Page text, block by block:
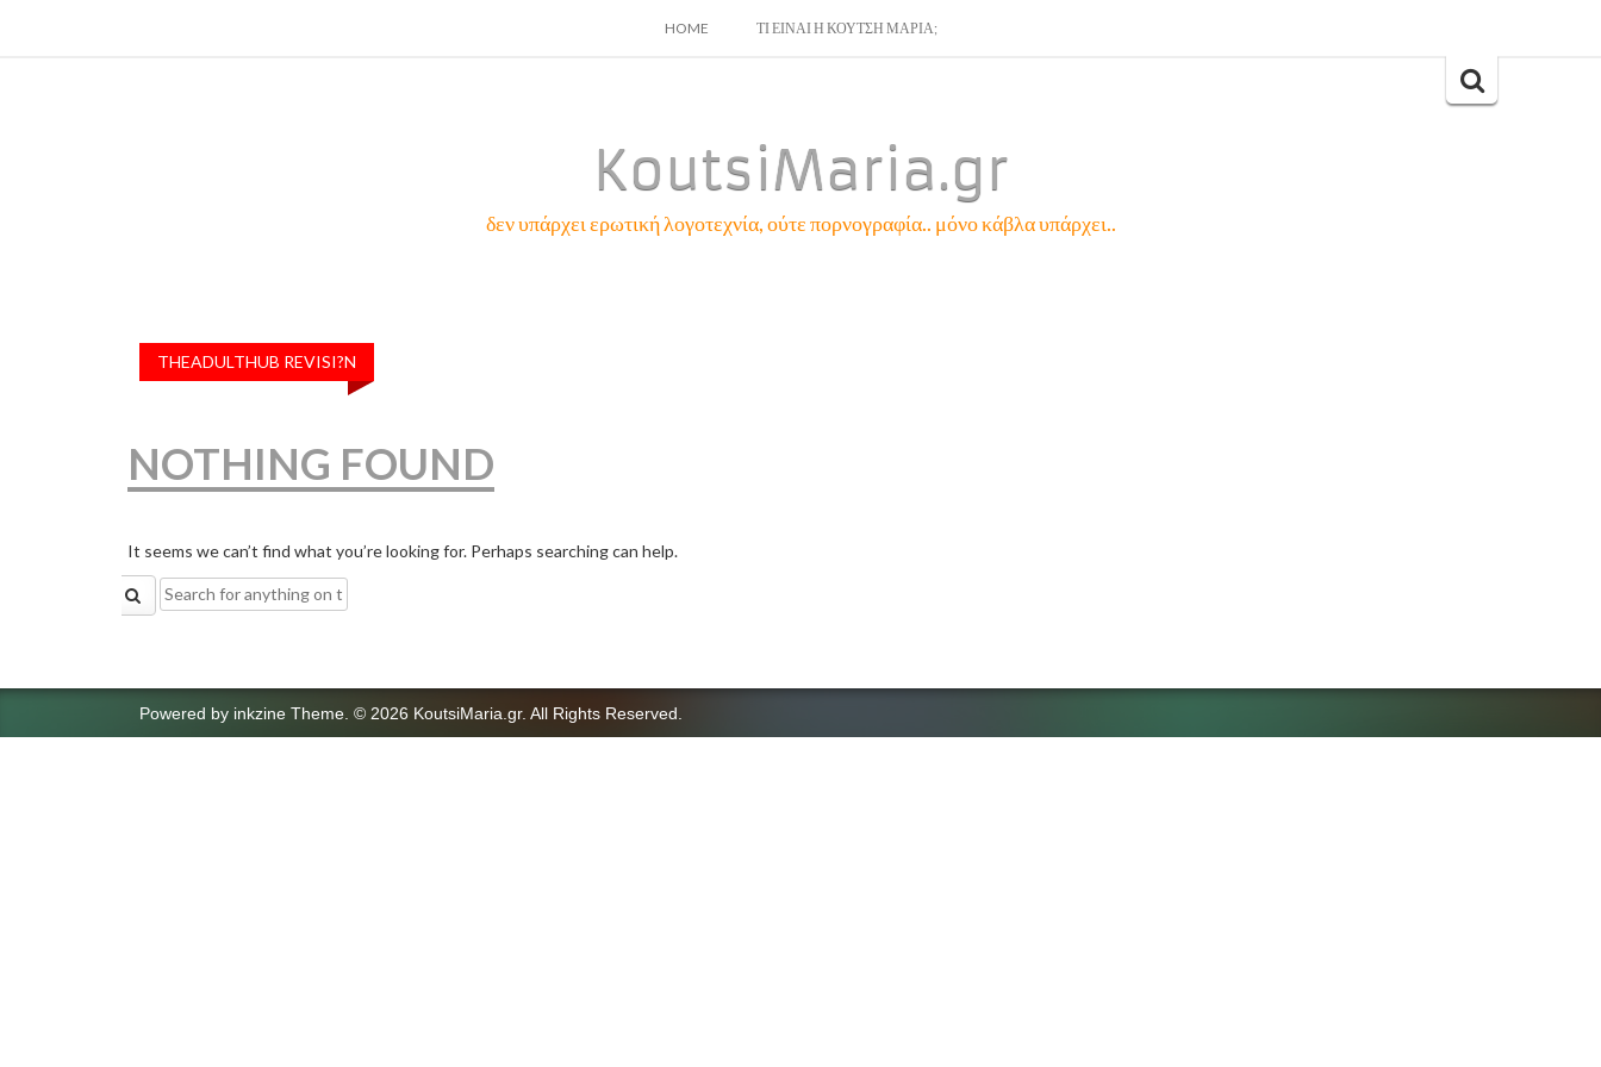
SKIP
HOME ΤΙ ΕΙΝΑΙ Η ΚΟΥΤΣΗ ΜΑΡΙΑ;
Search
KoutsiMaria.gr
δεν υπάρχει ερωτική λογοτεχνία, ούτε πορνογραφία.. μόνο κάβλα υπάρχει..
THEADULTHUB REVISI?N
NOTHING FOUND
It seems we can’t find what you’re looking for. Perhaps searching can help.
Search
for:
Powered by inkzine Theme © 2026 KoutsiMaria.gr. All Rights Reserved.